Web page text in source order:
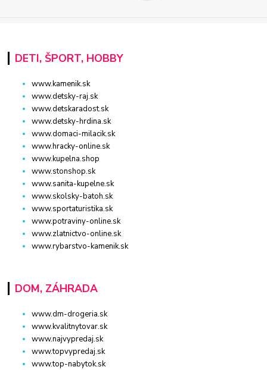
DETI, ŠPORT, HOBBY
www.kamenik.sk
www.detsky-raj.sk
www.detskaradost.sk
www.detsky-hrdina.sk
www.domaci-milacik.sk
www.hracky-online.sk
www.kupelna.shop
www.stonshop.sk
www.sanita-kupelne.sk
www.skolsky-batoh.sk
www.sportaturistika.sk
www.potraviny-online.sk
www.zlatnictvo-online.sk
www.rybarstvo-kamenik.sk
DOM, ZÁHRADA
www.dm-drogeria.sk
www.kvalitnytovar.sk
www.najvypredaj.sk
www.topvypredaj.sk
www.top-nabytok.sk